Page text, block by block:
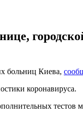
больниц Киева,
коронавируса.